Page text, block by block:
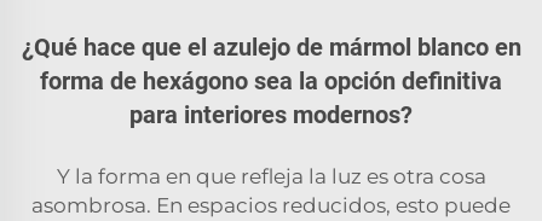
¿Qué hace que el azulejo de mármol blanco en
forma de hexágono sea la opción definitiva
para interiores modernos?
Y la forma en que refleja la luz es otra cosa
asombrosa. En espacios reducidos, esto puede